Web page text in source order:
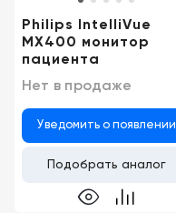
Philips IntelliVue
MX400 монитор
пациента
Нет в продаже
Уведомить о появлении
Подобрать аналог